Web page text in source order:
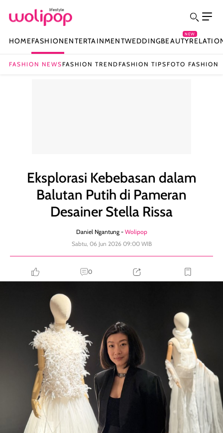
HOMEFASHIONENTERTAINMENTWEDDINGBEAUTY
NEW
FASHION NEWS FASHION TREND FASHION TIPS FOTO FASHION
Eksplorasi Kebebasan dalam
Balutan Putih di Pameran
Desainer Stella Rissa
Daniel Ngantung - Wolipop
Sabtu, 06 Jun 2026 09:00 WIB
0